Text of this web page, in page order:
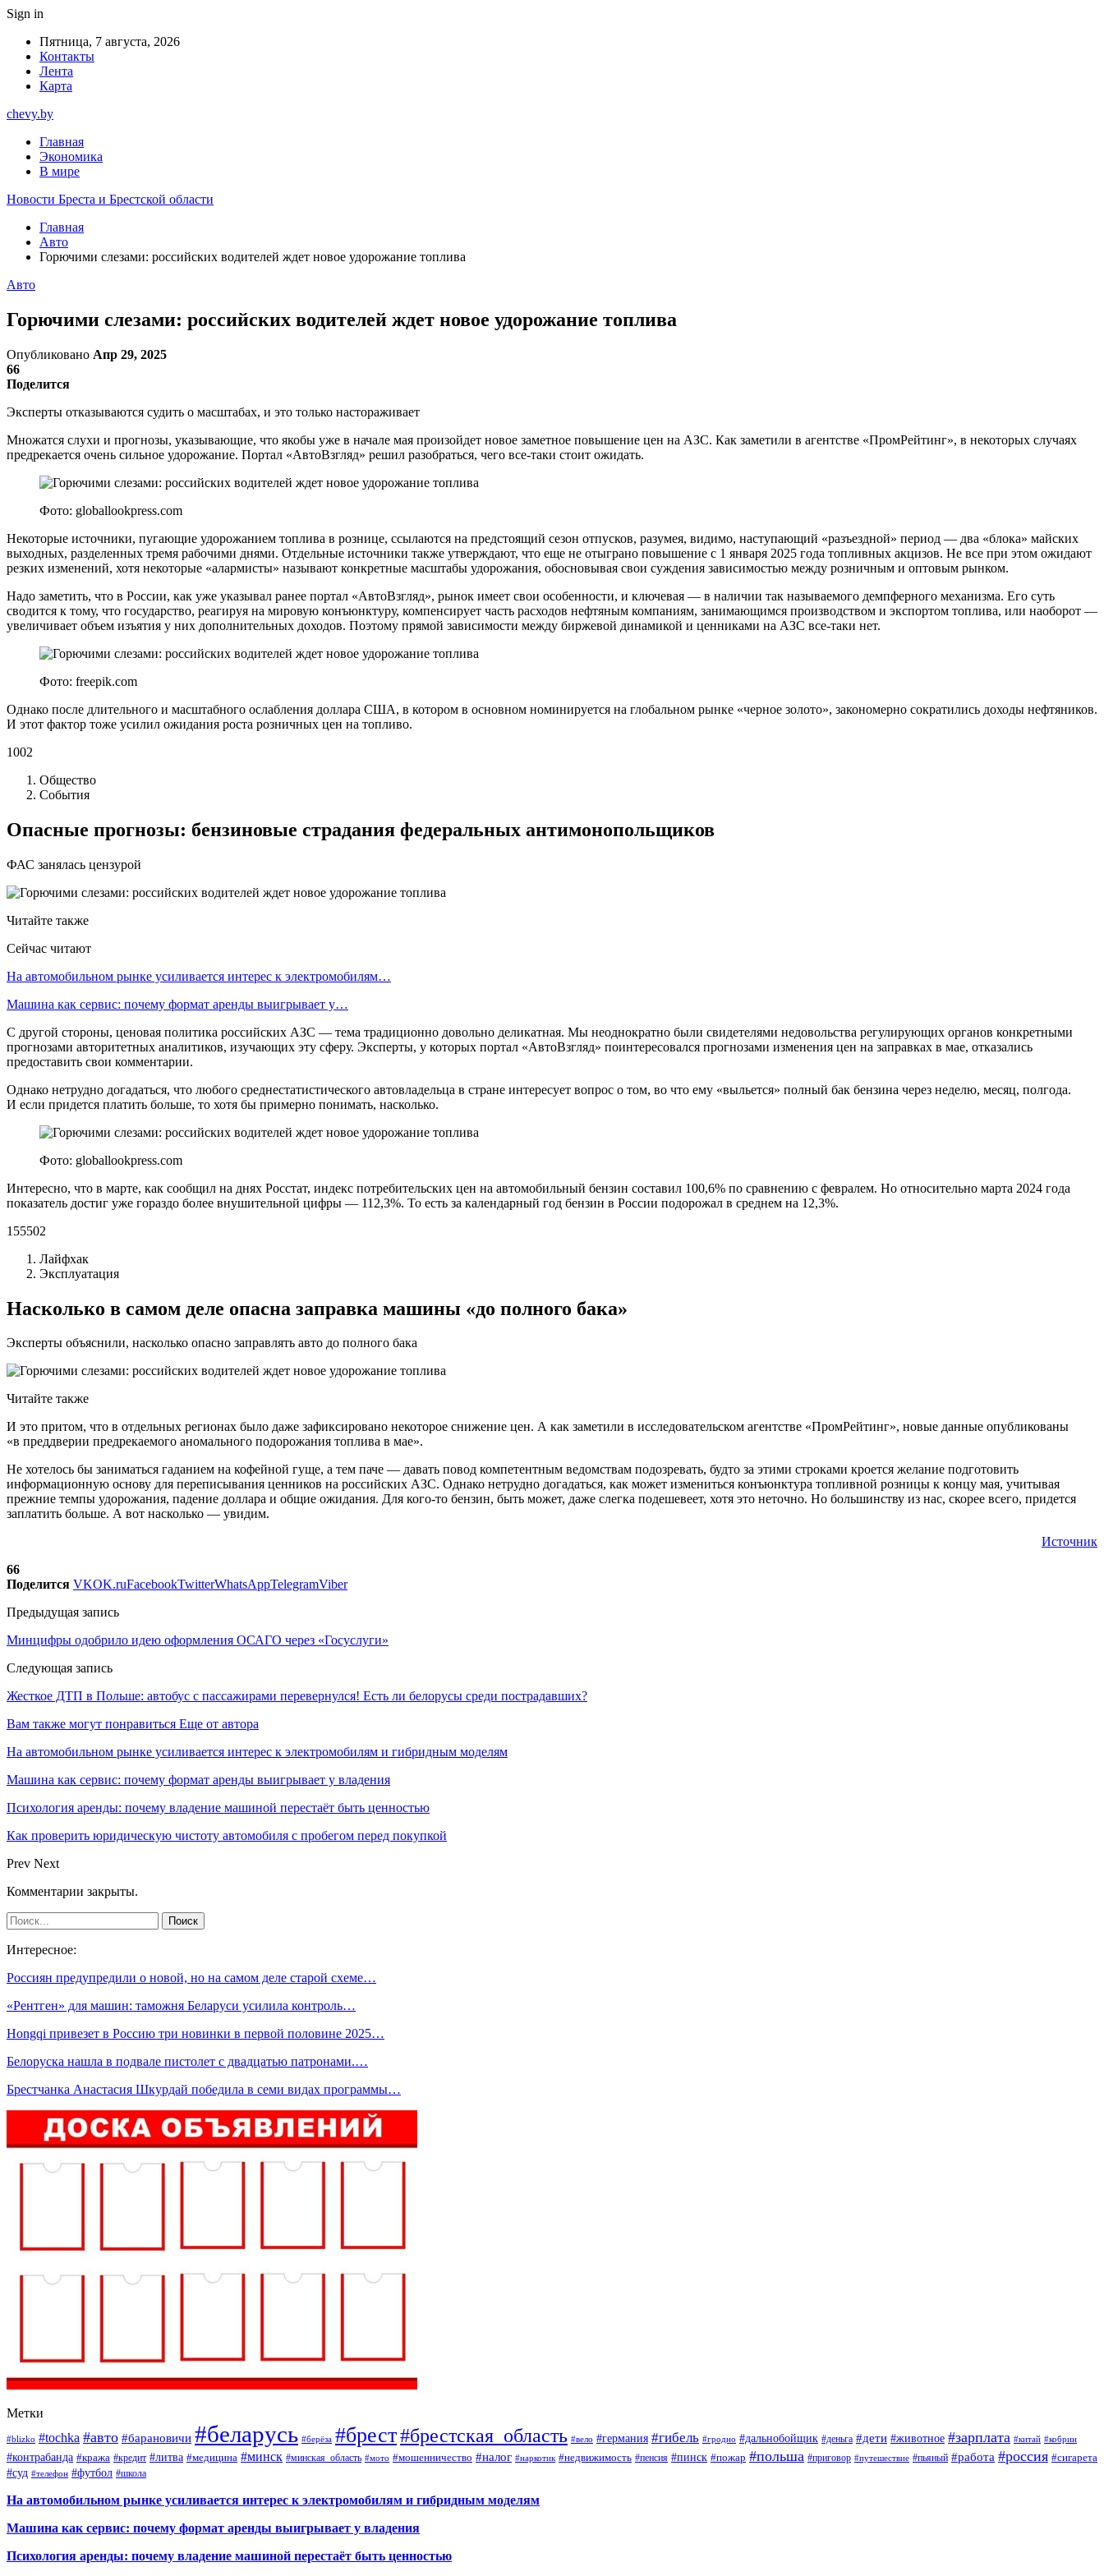
Sign in
Пятница, 7 августа, 2026
Контакты
Лента
Карта
chevy.by
Главная
Экономика
В мире
Новости Бреста и Брестской области
Главная
Авто
Горючими слезами: российских водителей ждет новое удорожание топлива
Авто
Горючими слезами: российских водителей ждет новое удорожание топлива
Опубликовано Апр 29, 2025
66
Поделится
Эксперты отказываются судить о масштабах, и это только настораживает
Множатся слухи и прогнозы, указывающие, что якобы уже в начале мая произойдет новое заметное повышение цен на АЗС. Как заметили в агентстве «ПромРейтинг», в некоторых случаях
предрекается очень сильное удорожание. Портал «АвтоВзгляд» решил разобраться, чего все-таки стоит ожидать.
Фото: globallookpress.com
Некоторые источники, пугающие удорожанием топлива в рознице, ссылаются на предстоящий сезон отпусков, разумея, видимо, наступающий «разъездной» период — два «блока» майских
выходных, разделенных тремя рабочими днями. Отдельные источники также утверждают, что еще не отыграно повышение с 1 января 2025 года топливных акцизов. Не все при этом ожидают
резких изменений, хотя некоторые «алармисты» называют конкретные масштабы удорожания, обосновывая свои суждения зависимостью между розничным и оптовым рынком.
Надо заметить, что в России, как уже указывал ранее портал «АвтоВзгляд», рынок имеет свои особенности, и ключевая — в наличии так называемого демпферного механизма. Его суть
сводится к тому, что государство, реагируя на мировую конъюнктуру, компенсирует часть расходов нефтяным компаниям, занимающимся производством и экспортом топлива, или наоборот —
увеличивает объем изъятия у них дополнительных доходов. Поэтому прямой зависимости между биржевой динамикой и ценниками на АЗС все-таки нет.
Фото: freepik.com
Однако после длительного и масштабного ослабления доллара США, в котором в основном номинируется на глобальном рынке «черное золото», закономерно сократились доходы нефтяников.
И этот фактор тоже усилил ожидания роста розничных цен на топливо.
1002
Общество
События
Опасные прогнозы: бензиновые страдания федеральных антимонопольщиков
ФАС занялась цензурой
Читайте также
Сейчас читают
На автомобильном рынке усиливается интерес к электромобилям…
Машина как сервис: почему формат аренды выигрывает у…
С другой стороны, ценовая политика российских АЗС — тема традиционно довольно деликатная. Мы неоднократно были свидетелями недовольства регулирующих органов конкретными
прогнозами авторитетных аналитиков, изучающих эту сферу. Эксперты, у которых портал «АвтоВзгляд» поинтересовался прогнозами изменения цен на заправках в мае, отказались
предоставить свои комментарии.
Однако нетрудно догадаться, что любого среднестатистического автовладельца в стране интересует вопрос о том, во что ему «выльется» полный бак бензина через неделю, месяц, полгода.
И если придется платить больше, то хотя бы примерно понимать, насколько.
Фото: globallookpress.com
Интересно, что в марте, как сообщил на днях Росстат, индекс потребительских цен на автомобильный бензин составил 100,6% по сравнению с февралем. Но относительно марта 2024 года
показатель достиг уже гораздо более внушительной цифры — 112,3%. То есть за календарный год бензин в России подорожал в среднем на 12,3%.
155502
Лайфхак
Эксплуатация
Насколько в самом деле опасна заправка машины «до полного бака»
Эксперты объяснили, насколько опасно заправлять авто до полного бака
Читайте также
И это притом, что в отдельных регионах было даже зафиксировано некоторое снижение цен. А как заметили в исследовательском агентстве «ПромРейтинг», новые данные опубликованы
«в преддверии предрекаемого аномального подорожания топлива в мае».
Не хотелось бы заниматься гаданием на кофейной гуще, а тем паче — давать повод компетентным ведомствам подозревать, будто за этими строками кроется желание подготовить
информационную основу для переписывания ценников на российских АЗС. Однако нетрудно догадаться, как может измениться конъюнктура топливной розницы к концу мая, учитывая
прежние темпы удорожания, падение доллара и общие ожидания. Для кого-то бензин, быть может, даже слегка подешевеет, хотя это неточно. Но большинству из нас, скорее всего, придется
заплатить больше. А вот насколько — увидим.
Источник
66
Поделится VKOK.ruFacebookTwitterWhatsAppTelegramViber
Предыдущая запись
Минцифры одобрило идею оформления ОСАГО через «Госуслуги»
Следующая запись
Жесткое ДТП в Польше: автобус с пассажирами перевернулся! Есть ли белорусы среди пострадавших?
Вам также могут понравиться Еще от автора
На автомобильном рынке усиливается интерес к электромобилям и гибридным моделям
Машина как сервис: почему формат аренды выигрывает у владения
Психология аренды: почему владение машиной перестаёт быть ценностью
Как проверить юридическую чистоту автомобиля с пробегом перед покупкой
Prev Next
Комментарии закрыты.
Интересное:
Россиян предупредили о новой, но на самом деле старой схеме…
«Рентген» для машин: таможня Беларуси усилила контроль…
Hongqi привезет в Россию три новинки в первой половине 2025…
Белоруска нашла в подвале пистолет с двадцатью патронами.…
Брестчанка Анастасия Шкурдай победила в семи видах программы…
Метки
#blizko #tochka #авто #барановичи #беларусь #берёза #брест#брестская_область #вело #германия #гибель #гродно #дальнобойщик #деньга #дети #животное #зарплата #китай #кобрин
#контрабанда #кража #кредит #литва #медицина #минск #минская_область #мото #мошенничество #налог #наркотик #недвижимость #пенсия #пинск #пожар #польша #приговор #путешествие #пьяный #работа #россия #сигарета
#суд #телефон #футбол #школа
На автомобильном рынке усиливается интерес к электромобилям и гибридным моделям
Машина как сервис: почему формат аренды выигрывает у владения
Психология аренды: почему владение машиной перестаёт быть ценностью